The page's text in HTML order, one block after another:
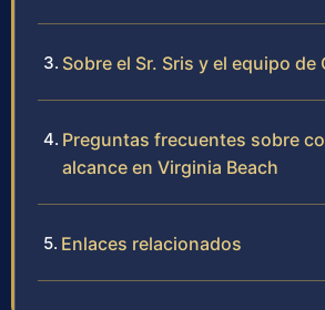
Sobre el Sr. Sris y el equipo de
Preguntas frecuentes sobre
alcance en Virginia Beach
Enlaces relacionados